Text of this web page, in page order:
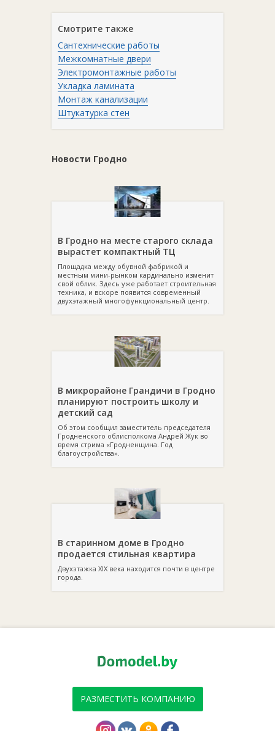
Смотрите также
Сантехнические работы
Межкомнатные двери
Электромонтажные работы
Укладка ламината
Монтаж канализации
Штукатурка стен
Новости Гродно
В Гродно на месте старого склада
вырастет компактный ТЦ
Площадка между обувной фабрикой и
местным мини-рынком кардинально изменит
свой облик. Здесь уже работает строительная
техника, и вскоре появится современный
двухэтажный многофункциональный центр.
В микрорайоне Грандичи в Гродно
планируют построить школу и
детский сад
Об этом сообщил заместитель председателя
Гродненского облисполкома Андрей Жук во
время стрима «Гродненщина. Год
благоустройства».
В старинном доме в Гродно
продается стильная квартира
Двухэтажка XIX века находится почти в центре
города.
РАЗМЕСТИТЬ КОМПАНИЮ